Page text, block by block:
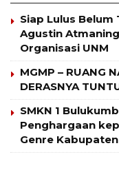
Siap Lulus
Agustin
Organisasi UNM
MGMP – RUANG
DERASNYA
SMKN 1
Penghargaan
Genre